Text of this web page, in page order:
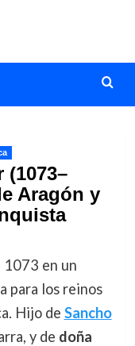
Aragón y
en un
para los reinos
Hijo de Sancho
y de doña